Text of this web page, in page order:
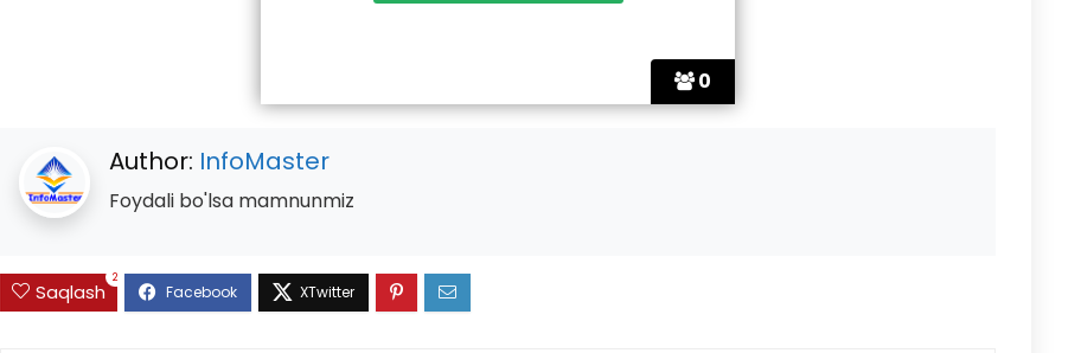
0
Author: InfoMaster
Foydali bo'lsa mamnunmiz
Saqlash
2